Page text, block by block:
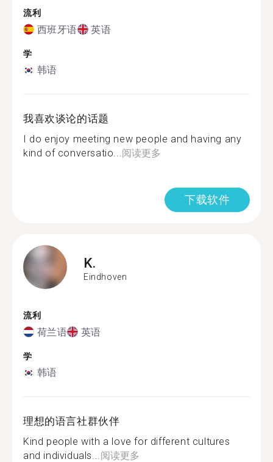
流利
西班牙语 英语
学
韩语
我喜欢谈论的话题
I do enjoy meeting new people and having any
kind of conversatio...阅读更多
下载软件
K.
Eindhoven
流利
荷兰语 英语
学
韩语
理想的语言社群伙伴
Kind people with a love for different cultures
and individuals...阅读更多